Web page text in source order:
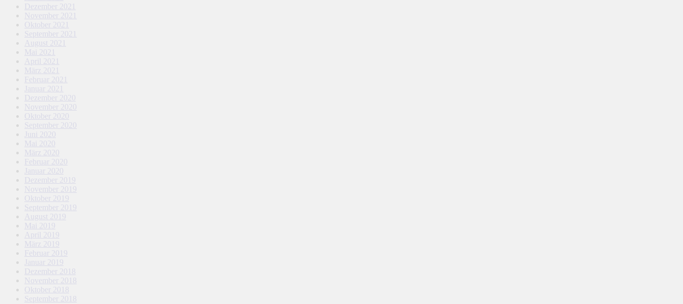
Dezember 2021
November 2021
Oktober 2021
September 2021
August 2021
Mai 2021
April 2021
März 2021
Februar 2021
Januar 2021
Dezember 2020
November 2020
Oktober 2020
September 2020
Juni 2020
Mai 2020
März 2020
Februar 2020
Januar 2020
Dezember 2019
November 2019
Oktober 2019
September 2019
August 2019
Mai 2019
April 2019
März 2019
Februar 2019
Januar 2019
Dezember 2018
November 2018
Oktober 2018
September 2018